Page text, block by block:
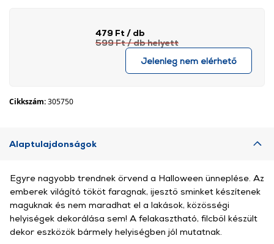
479 Ft / db
599 Ft/ dbhelyett
Jelenleg nem elérhető
Cikkszám:305750
Alaptulajdonságok
Egyre nagyobb trendnek örvend a Halloween ünneplése. Az
emberek világító tököt faragnak, ijesztő sminket készítenek
maguknak és nem maradhat el a lakások, közösségi
helyiségek dekorálása sem! A felakasztható, filcből készült
dekor eszközök bármely helyiségben jól mutatnak.